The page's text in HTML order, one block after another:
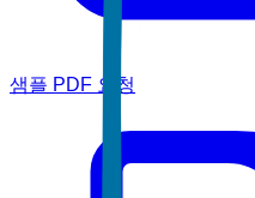
샘플 PDF 요청